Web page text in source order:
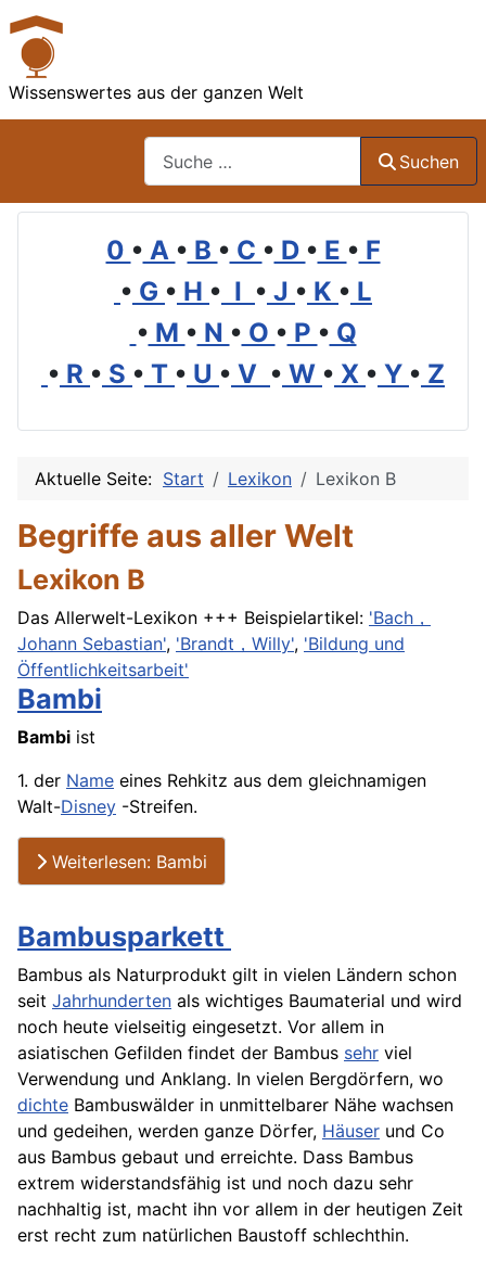
Wissenswertes aus der ganzen Welt
Suchen
0 • A • B • C • D • E • F
• G • H • I • J • K • L
• M • N • O • P • Q
• R • S • T • U • V • W • X • Y • Z
Aktuelle Seite: Start Lexikon Lexikon B
Begriffe aus aller Welt
Lexikon B
Das Allerwelt-Lexikon +++ Beispielartikel: 'Bach，
Johann Sebastian', 'Brandt，Willy', 'Bildung und
Öffentlichkeitsarbeit'
Bambi
Bambi ist
1. der Name eines Rehkitz aus dem gleichnamigen
Walt-Disney -Streifen.
Weiterlesen: Bambi
Bambusparkett
Bambus als Naturprodukt gilt in vielen Ländern schon
seit Jahrhunderten als wichtiges Baumaterial und wird
noch heute vielseitig eingesetzt. Vor allem in
asiatischen Gefilden findet der Bambus sehr viel
Verwendung und Anklang. In vielen Bergdörfern, wo
dichte Bambuswälder in unmittelbarer Nähe wachsen
und gedeihen, werden ganze Dörfer, Häuser und Co
aus Bambus gebaut und erreichte. Dass Bambus
extrem widerstandsfähig ist und noch dazu sehr
nachhaltig ist, macht ihn vor allem in der heutigen Zeit
erst recht zum natürlichen Baustoff schlechthin.